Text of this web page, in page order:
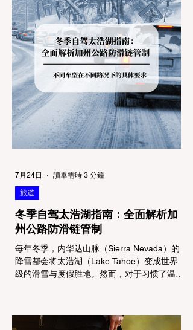
冬季自驾太浩湖指南：全面解析加
州公路防滑链管制
每年冬季，内华达山脉（Sierra Nevada）的
降雪都会将太浩湖（Lake Tahoe）变成世界
级的滑雪与度假胜地。然而，对于习惯了温暖
(Chain Controls)。 不了解这些规定，不仅可
旅遊
7月24日 讀畢需時 3 分鐘